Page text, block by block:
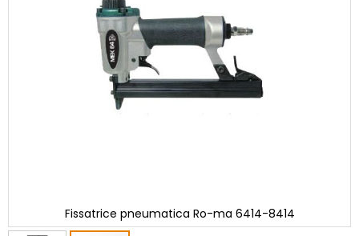
Fissatrice pneumatica Ro-ma 6414-8414